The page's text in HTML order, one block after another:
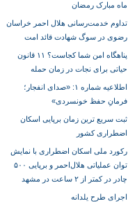
ماه مبارک رمضان
تداوم خدمت‌رسانی هلال احمر خراسان
رضوی در سوگ شهادت قائد امت
پناهگاه امن شما کجاست؟ ۱۱ قانون
حیاتی برای نجات در زمان حمله
اطلاعیه شماره ۱: «صدای انفجار؛
فرمانِ حفظ خونسردی»
ثبت سریع‌ ترین زمان برپایی اسکان
اضطراری کشور
رکورد ملی اسکان اضطراری با نمایش
توان عملیاتی هلال‌احمر و برپایی ۵۰۰
چادر در کمتر از ۲ ساعت در مشهد
اجرای طرح یلدانه